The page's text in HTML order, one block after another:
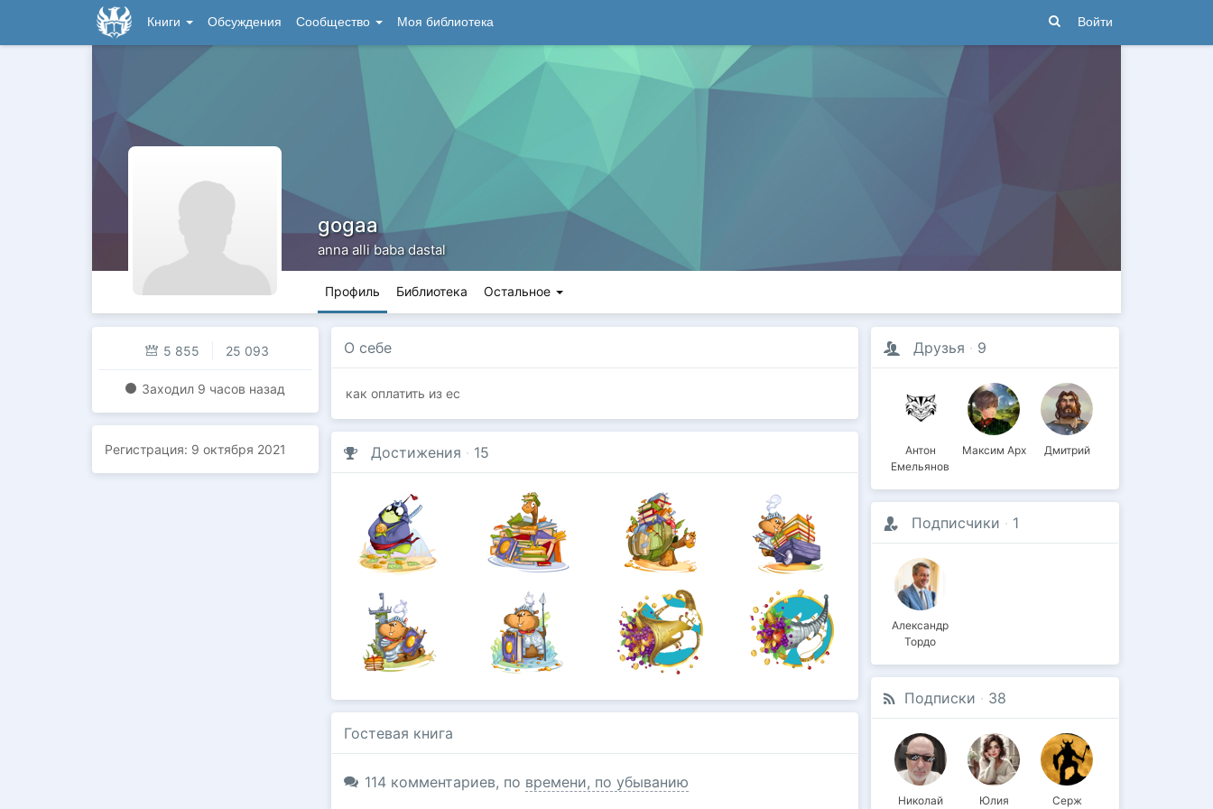
Книги Обсуждения Сообщество Моя библиотека Войти
gogaa
anna alli baba dastal
Профиль Библиотека Остальное
5 855 25 093
Заходил 9 часов назад
Регистрация: 9 октября 2021
О себе
как оплатить из ес
Достижения · 15
Гостевая книга
114 комментариев, по времени, по убыванию
Друзья · 9
Антон
Емельянов
Максим Арх Дмитрий
Подписчики · 1
Александр
Тордо
Подписки · 38
Николай Юлия Серж